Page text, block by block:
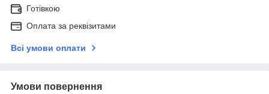
Готівкою
Оплата за реквізитами
Всі умови оплати
Умови повернення